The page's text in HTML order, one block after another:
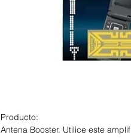
Producto:
Antena Booster. Utilice este